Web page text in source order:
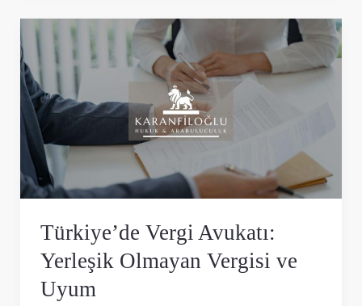
Türkiye’de Vergi Avukatı:
Yerleşik Olmayan Vergisi ve
Uyum
Türkiye’de
Vergi
Avukatı:
Yerleşik
Olmayan
Vergisi
ve
Uyum